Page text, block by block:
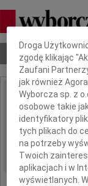
Nekrologi Odeszli
IMIĘ I NAZWISKO:
REGION:
DATA EMISJI:
Dbamy o Twoją
Droga
zgodę klikając
Zaufani
jak również
Wyborcza sp. z
osobowe takie
identyfikatory
tych plikach do
na potrzeby
Twoich
aplikacjach i w
wyświetlanych.